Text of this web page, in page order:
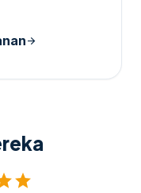
arrow_forward
star